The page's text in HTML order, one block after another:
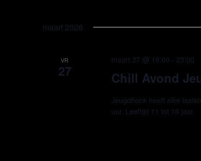
maart 2026
VR
27 Chill Avond
maart 27 @ 19:00 - 23:00
Jeugdhonk heeft elke
uur. Leeftijd 11 tot 16 jaar.